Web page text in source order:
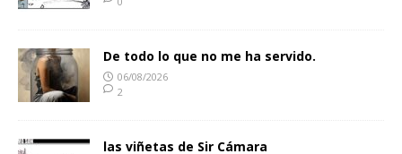
De todo lo que no me ha servido.
06/08/2026
2
las viñetas de Sir Cámara